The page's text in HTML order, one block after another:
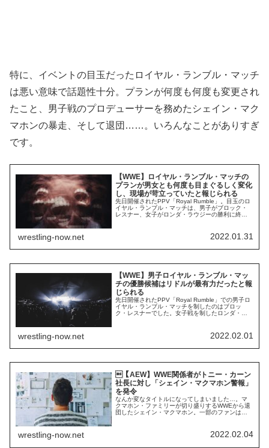
特に、イベントの目玉だったロイヤル・ランブル・マッチ
は悪い意味で話題性十分。プランが何度も何度も変更され
たこと、男子戦のプロデューサーを務めたシェイン・マク
マホンの暴走、そして退団……。いろんなことがありすぎ
です。
【WWE】ロイヤル・ランブル・マッチの
プランが男女とも何度も目まぐるしく変化
し、現場が苛立っていたと報じられる
先日開催されたPPV「Royal Rumble」。目玉のロ
イヤル・ランブル・マッチは、男子がブロック・
レスナー、女子がロンダ・ラウジーの勝利に終わ
係者の話では、男子の変更回数は20を数えたとの
こと。スポットや入場順、イリミネーションな
wrestling-now.net 2022.01.31
【WWE】男子ロイヤル・ランブル・マッ
チの優勝候補はリドルが最有力だったと報
じられる
先日開催されたPPV「Royal Rumble」での男子ロ
イヤル・ランブル・マッチを制したのはブロッ
ク・レスナーでした。女子戦を制したロンダ・ラ
マクマホンによって何度も変更され、現場が苛立
っていたと報じられています。「優勝者は誰にな
wrestling-now.net 2022.02.01
【AEW】WWE関係者がトニー・カーン
社長に対し「シェイン・マクマホン警報」
を発令
なんか変なタイトルになってしまいました…。マ
クマホン・ファミリーが切り盛りするWWEから退
団したシェイン・マクマホン。一部のファンは
の男子ロイヤル・ランブル・マッチのプロデュー
サーを担当。ストーリーの流れに無知だったり、
wrestling-now.net 2022.02.04